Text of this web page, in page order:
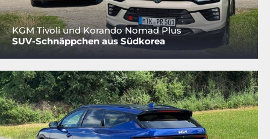
KGM Tivoli und Korando Nomad Plus
SUV-Schnäppchen aus Südkorea